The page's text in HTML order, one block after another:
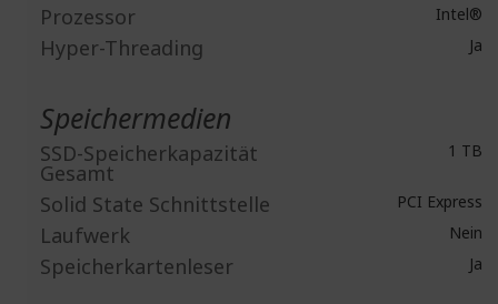
Prozessor Intel®
Hyper-Threading Ja
Speichermedien
SSD-Speicherkapazität
Gesamt
1 TB
Solid State Schnittstelle PCI Express
Laufwerk Nein
Speicherkartenleser Ja